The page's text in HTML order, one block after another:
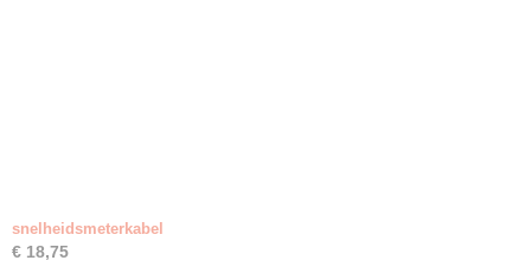
snelheidsmeterkabel
€ 18,75